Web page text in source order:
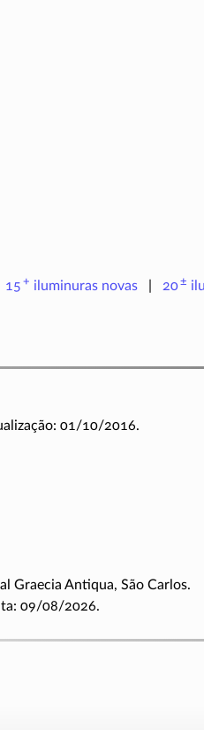
15 + iluminurasnovas 20±
01/10/2016.
Graecia Antiqua, São Carlos.
09/08/2026.